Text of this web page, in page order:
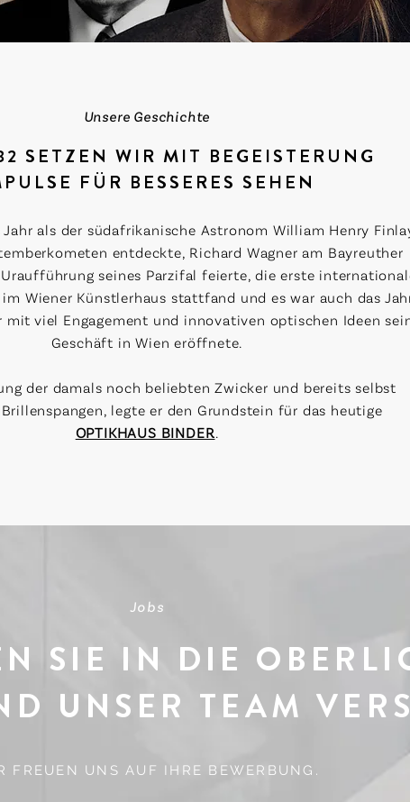
Unsere Geschichte
SETZEN WIR MIT BEGEISTERUNG
FÜR BESSERES SEHEN
Jahr als der südafrikanische Astronom William Henry
entdeckte, Richard Wagner am Bayreuther
seines Parzifal feierte, die erste
Wiener Künstlerhaus stattfand und es war auch das
mit viel Engagement und innovativen optischen Ideen
Geschäft in Wien eröffnete.
der damals noch beliebten Zwicker und bereits selbst
legte er den Grundstein für das heutige
OPTIKHAUS BINDER.
Jobs
SIE IN DIE
UNSER TEAM
FREUEN UNS AUF IHRE BEWERBUNG.